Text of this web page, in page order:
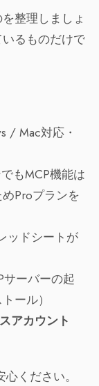
整理しましょ
るものだけで
/ Mac対応・
でもMCP機能は
Proプランを
ッドシートが
サーバーの起
ール）
アカウント
ください。